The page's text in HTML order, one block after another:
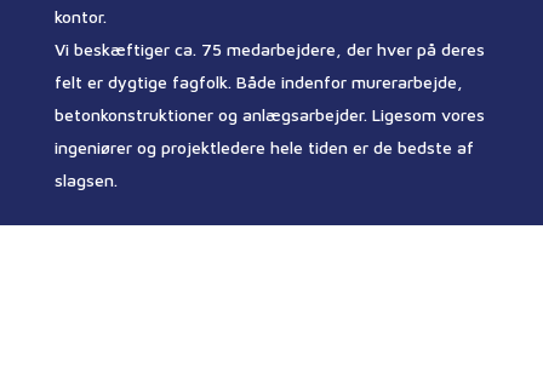
kontor.
Vi beskæftiger ca. 75 medarbejdere, der hver på deres
felt er dygtige fagfolk. Både indenfor murerarbejde,
betonkonstruktioner og anlægsarbejder. Ligesom vores
ingeniører og projektledere hele tiden er de bedste af
slagsen.